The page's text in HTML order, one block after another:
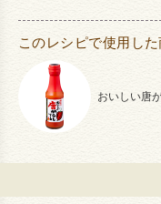
このレシピで使用した
おいしい唐